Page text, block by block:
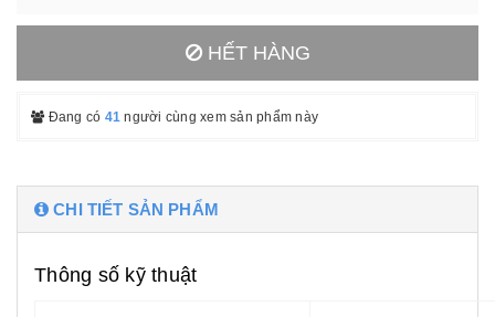
HẾT HÀNG
Đang có 41 người cùng xem sản phẩm này
CHI TIẾT SẢN PHẨM
Thông số kỹ thuật